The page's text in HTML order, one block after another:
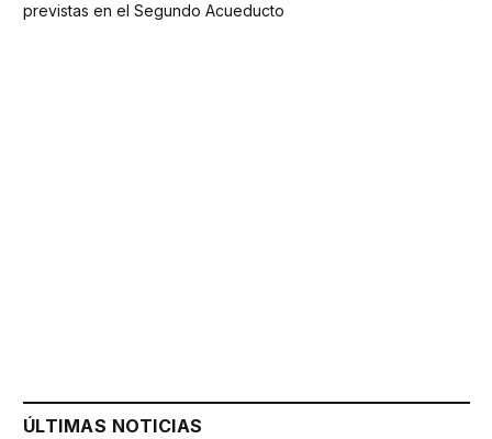
previstas en el Segundo Acueducto
ÚLTIMAS NOTICIAS